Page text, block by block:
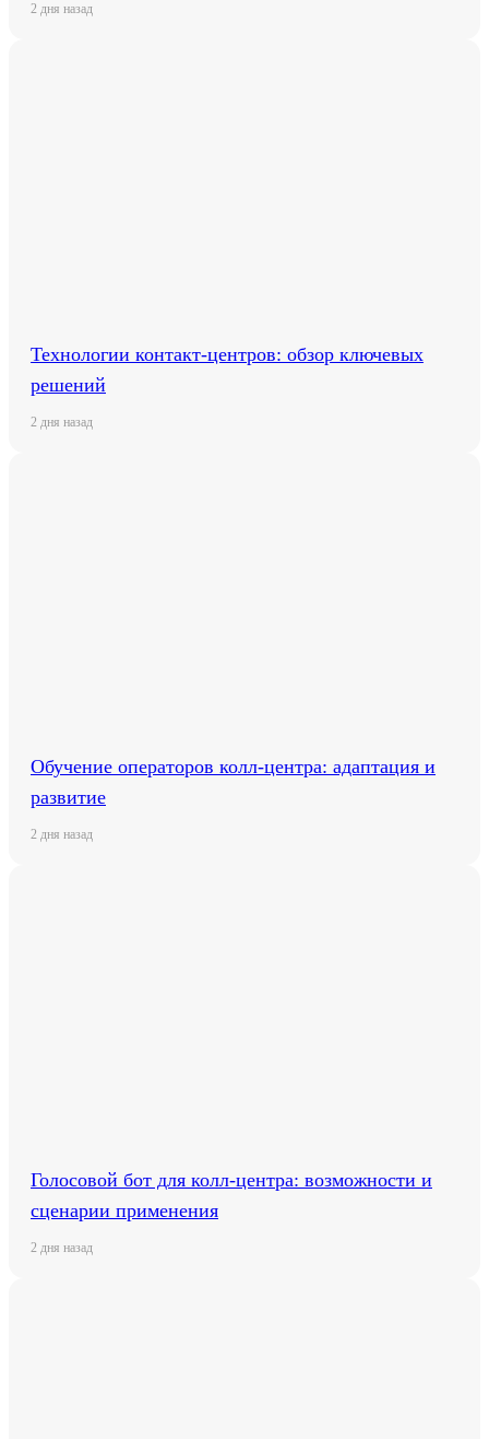
2 дня назад
Технологии контакт-центров: обзор ключевых
решений
2 дня назад
Обучение операторов колл-центра: адаптация и
развитие
2 дня назад
Голосовой бот для колл-центра: возможности и
сценарии применения
2 дня назад